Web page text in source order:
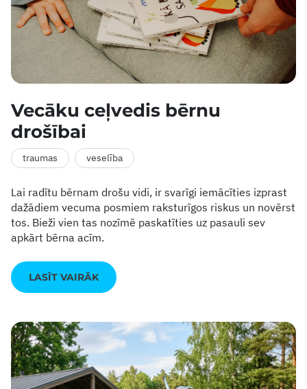
Vecāku ceļvedis bērnu
drošībai
traumas veselība
Lai radītu bērnam drošu vidi, ir svarīgi iemācīties izprast
dažādiem vecuma posmiem raksturīgos riskus un novērst
tos. Bieži vien tas nozīmē paskatīties uz pasauli sev
apkārt bērna acīm.
LASĪT VAIRĀK